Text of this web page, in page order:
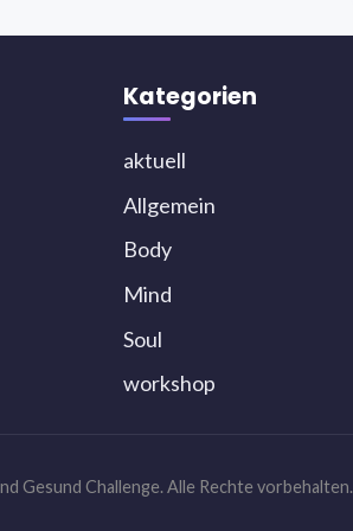
Kategorien
aktuell
Allgemein
Body
Mind
Soul
workshop
Gesund Challenge. Alle Rechte vorbehalten.